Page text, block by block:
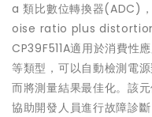
a 類比數位轉換器(ADC)
oise ratio plus
CP39F511A適用於消費性
等類型，可以自動檢測電
而將測量結果最佳化。該
協助開發人員進行故障診